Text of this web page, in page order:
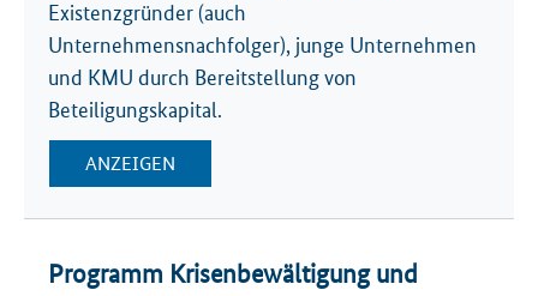
Existenzgründer (auch
Unternehmensnachfolger), junge Unternehmen
und KMU durch Bereitstellung von
Beteiligungskapital.
ANZEIGEN
Programm Krisenbewältigung und